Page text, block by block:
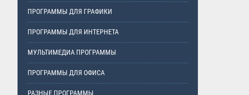
ПРОГРАММЫ ДЛЯ ГРАФИКИ
ПРОГРАММЫ ДЛЯ ИНТЕРНЕТА
МУЛЬТИМЕДИА ПРОГРАММЫ
ПРОГРАММЫ ДЛЯ ОФИСА
РАЗНЫЕ ПРОГРАММЫ